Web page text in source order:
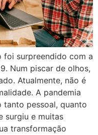
foi surpreendido com a
Num piscar de olhos,
Atualmente, não é
A pandemia
pessoal, quanto
surgiu e muitas
transformação